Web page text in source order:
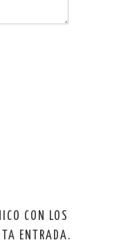
CON LOS
ENTRADA.